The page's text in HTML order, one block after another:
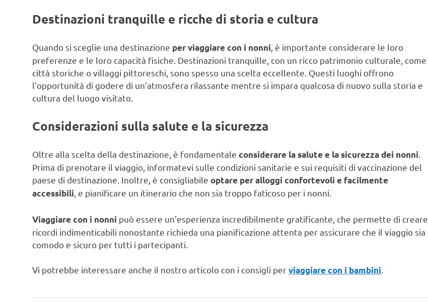
Destinazioni tranquille e ricche di storia e cultura
Quando si sceglie una destinazione per viaggiare con i nonni, è importante considerare le loro
preferenze e le loro capacità fisiche. Destinazioni tranquille, con un ricco patrimonio culturale, come
città storiche o villaggi pittoreschi, sono spesso una scelta eccellente. Questi luoghi offrono
l’opportunità di godere di un’atmosfera rilassante mentre si impara qualcosa di nuovo sulla storia e
cultura del luogo visitato.
Considerazioni sulla salute e la sicurezza
Oltre alla scelta della destinazione, è fondamentale considerare la salute e la sicurezza dei nonni.
Prima di prenotare il viaggio, informatevi sulle condizioni sanitarie e sui requisiti di vaccinazione del
paese di destinazione. Inoltre, è consigliabile optare per alloggi confortevoli e facilmente
accessibili, e pianificare un itinerario che non sia troppo faticoso per i nonni.
Viaggiare con i nonni può essere un’esperienza incredibilmente gratificante, che permette di creare
ricordi indimenticabili nonostante richieda una pianificazione attenta per assicurare che il viaggio sia
comodo e sicuro per tutti i partecipanti.
Vi potrebbe interessare anche il nostro articolo con i consigli perviaggiare con i bambini.